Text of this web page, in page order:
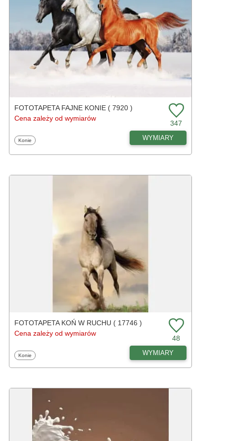
FOTOTAPETA FAJNE KONIE ( 7920 )
Cena zależy od wymiarów
347
Fototapety
Konie WYMIARY
FOTOTAPETA KOŃ W RUCHU ( 17746 )
Cena zależy od wymiarów
48
Fototapety
Konie WYMIARY